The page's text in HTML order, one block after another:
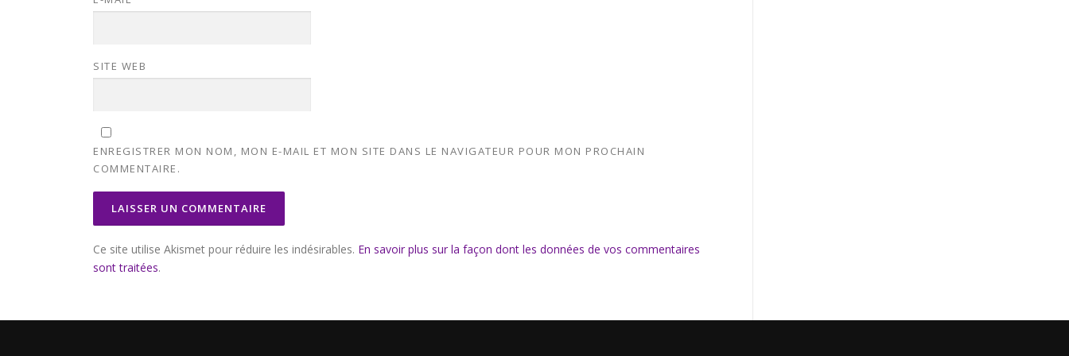
SITE WEB
ENREGISTRER MON NOM, MON E-MAIL ET MON SITE DANS LE NAVIGATEUR POUR MON PROCHAIN
COMMENTAIRE.
Ce site utilise Akismet pour réduire les indésirables. En savoir plus sur la façon dont les données de vos commentaires
sont traitées.